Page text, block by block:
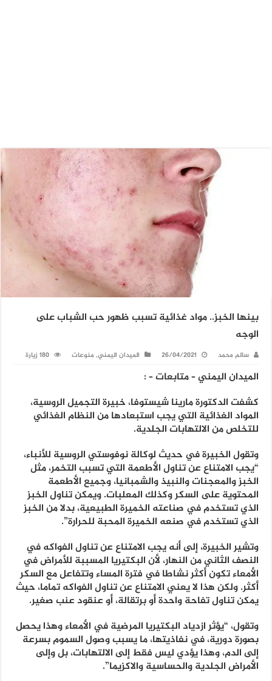
بينها الخبز.. مواد غذائية تسبب ظهور حب الشباب على
الوجه
سالم محمد 26/04/2021 الميدان اليمني, منوعات 180 زيارة
الميدان اليمني – متابعات – :
كشفت الدكتورة مارينا شيستوفا، خبيرة التجميل الروسية،
المواد الغذائية التي يجب استبعادها من النظام الغذائي
للتخلص من الالتهابات الجلدية.
وتقول الخبيرة في حديث لوكالة نوفوستي الروسية للأنباء،
“يجب الامتناع عن تناول الأطعمة التي تسبب التخمر، مثل
الخبز والمعجنات والنبيذ والشمبانيا، وجميع الأطعمة
المحتوية على السكر وكذلك المعلبات. ويمكن تناول الخبز
الذي تستخدم في صناعته الخميرة الطبيعية، بدلا من الخبز
الذي تستخدم في صنعه الخميرة المحبة للحرارة”.
وتشير الخبيرة، إلى أنه يجب الامتناع عن تناول الفواكه في
النصف الثاني من النهار، لأن البكتيريا المسببة للأمراض في
الأمعاء تكون أكثر نشاطا في فترة المساء وتتفاعل مع السكر
أكثر. ولكن هذا لا يعني الامتناع عن تناول الفواكه تماما، حيث
يمكن تناول تفاحة واحدة أو برتقالة، أو عنقود عنب صغير.
وتقول، “يؤثر ازدياد البكتيريا المرضية في الأمعاء وهذا يحصل
بصورة دورية، في نفاذيتها، ما يسبب وصول السموم بسرعة
إلى الدم، وهذا يؤدي ليس فقط إلى الالتهابات، بل وإلى
الأمراض الجلدية والحساسية والاكزيما”.